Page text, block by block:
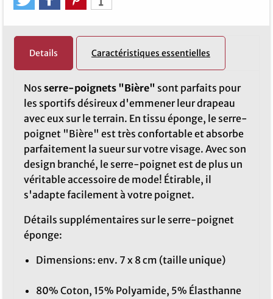
Details Caractéristiques essentielles
Nos serre-poignets "Bière" sont parfaits pour
les sportifs désireux d'emmener leur drapeau
avec eux sur le terrain. En tissu éponge, le serre-
poignet "Bière" est très confortable et absorbe
parfaitement la sueur sur votre visage. Avec son
design branché, le serre-poignet est de plus un
véritable accessoire de mode! Étirable, il
s'adapte facilement à votre poignet.
Détails supplémentaires sur le serre-poignet
éponge:
Dimensions: env. 7 x 8 cm (taille unique)
80% Coton, 15% Polyamide, 5% Élasthanne